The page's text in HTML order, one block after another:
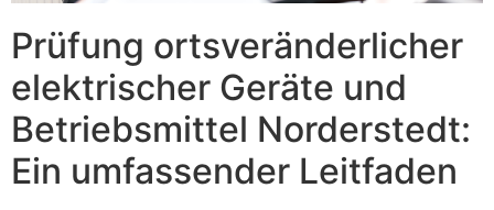
Prüfung ortsveränderlicher
elektrischer Geräte und
Betriebsmittel Norderstedt:
Ein umfassender Leitfaden